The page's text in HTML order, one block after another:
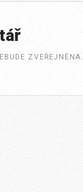
ZVEŘEJNĚNA.